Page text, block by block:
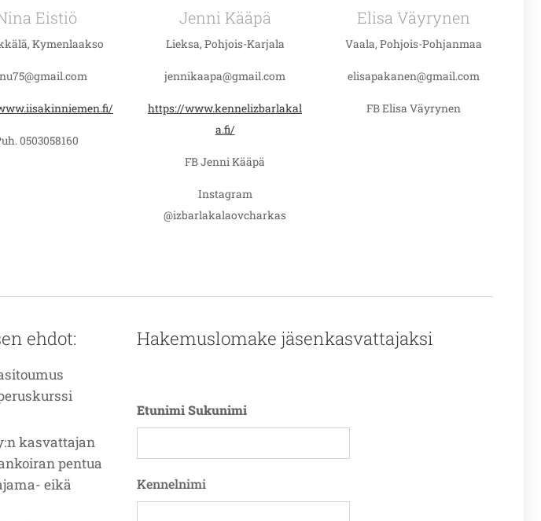
Eistiö
Kymenlaakso
0503058160
Jenni Kääpä
Lieksa, Pohjois-Karjala
jennikaapa@gmail.com
https://www.kennelizbarlakal
a.fi/
FB Jenni Kääpä
Instagram
@izbarlakalaovcharkas
Elisa Väyrynen
Vaala, Pohjois-Pohjanmaa
elisapakanen@gmail.com
FB Elisa Väyrynen
ehdot:
kasvattajan
pentua
eikä
Hakemuslomake jäsenkasvattajaksi
Etunimi Sukunimi
Kennelnimi